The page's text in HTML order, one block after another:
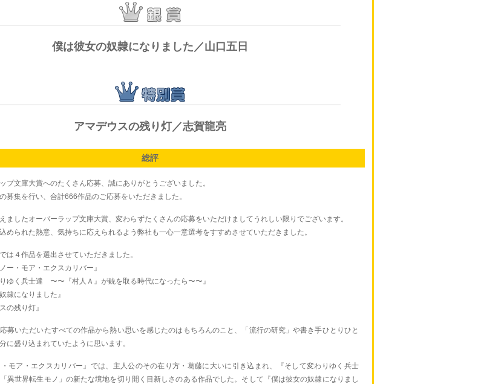
僕は彼女の奴隷になりました／山口五日
アマデウスの残り灯／志賀龍亮
総評
プ文庫大賞へのたくさん応募、誠にありがとうございました。
募集を行い、合計666作品のご応募をいただきました。
ましたオーバーラップ文庫大賞、変わらずたくさんの応募をいただけましてうれしい限りでございます。
められた熱意、気持ちに応えられるよう弊社も一心一意選考をすすめさせていただきました。
は４作品を選出させていただきました。
ー・モア・エクスカリバー』
ゆく兵士達 〜〜『村人Ａ』が銃を取る時代になったら〜〜』
隷になりました』
の残り灯』
募いただいたすべての作品から熱い思いを感じたのはもちろんのこと、「流行の研究」や書き手ひとりひと
に盛り込まれていたように思います。
・モア・エクスカリバー』では、主人公のその在り方・葛藤に大いに引き込まれ、『そして変わりゆく兵士
異世界転生モノ」の新たな境地を切り開く目新しさのある作品でした。そして『僕は彼女の奴隷になりまし